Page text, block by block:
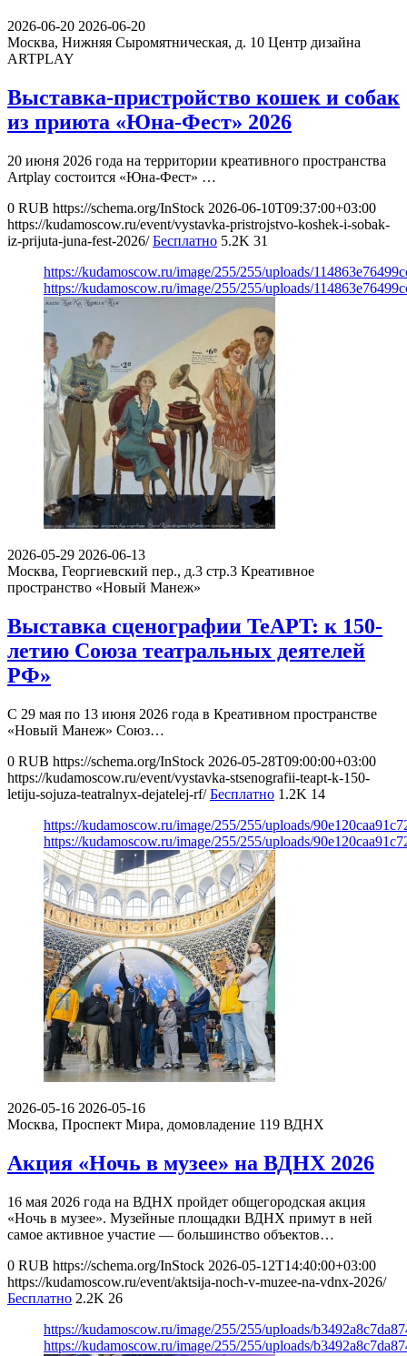
2026-06-20 2026-06-20
Москва, Нижняя Сыромятническая, д. 10 Центр дизайна
ARTPLAY
Выставка-пристройство кошек и собак
из приюта «Юна-Фест» 2026
20 июня 2026 года на территории креативного пространства
Artplay состоится «Юна-Фест» …
0 RUB https://schema.org/InStock 2026-06-10T09:37:00+03:00
https://kudamoscow.ru/event/vystavka-pristrojstvo-koshek-i-sobak-
iz-prijuta-juna-fest-2026/ Бесплатно 5.2K 31
https://kudamoscow.ru/image/255/255/uploads/
https://kudamoscow.ru/image/255/255/uploads/
2026-05-29 2026-06-13
Москва, Георгиевский пер., д.3 стр.3 Креативное
пространство «Новый Манеж»
Выставка сценографии TeAPT: к 150-
летию Союза театральных деятелей
РФ»
С 29 мая по 13 июня 2026 года в Креативном пространстве
«Новый Манеж» Союз…
0 RUB https://schema.org/InStock 2026-05-28T09:00:00+03:00
https://kudamoscow.ru/event/vystavka-stsenografii-teapt-k-150-
letiju-sojuza-teatralnyx-dejatelej-rf/ Бесплатно 1.2K 14
https://kudamoscow.ru/image/255/255/uploads/
https://kudamoscow.ru/image/255/255/uploads/
2026-05-16 2026-05-16
Москва, Проспект Мира, домовладение 119 ВДНХ
Акция «Ночь в музее» на ВДНХ 2026
16 мая 2026 года на ВДНХ пройдет общегородская акция
«Ночь в музее». Музейные площадки ВДНХ примут в ней
самое активное участие — большинство объектов…
0 RUB https://schema.org/InStock 2026-05-12T14:40:00+03:00
https://kudamoscow.ru/event/aktsija-noch-v-muzee-na-vdnx-2026/
Бесплатно 2.2K 26
https://kudamoscow.ru/image/255/255/uploads/
https://kudamoscow.ru/image/255/255/uploads/